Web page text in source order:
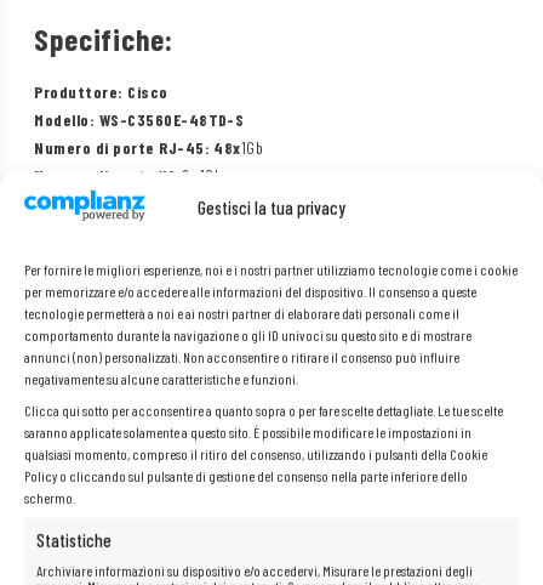
Gestisci la tua privacy
Per fornire le migliori esperienze, noi e i nostri partner utilizziamo tecnologie come i cookie
per memorizzare e/o accedere alle informazioni del dispositivo. Il consenso a queste
tecnologie permetterà a noi e ai nostri partner di elaborare dati personali come il
comportamento durante la navigazione o gli ID univoci su questo sito e di mostrare
annunci (non) personalizzati. Non acconsentire o ritirare il consenso può influire
negativamente su alcune caratteristiche e funzioni.
Clicca qui sotto per acconsentire a quanto sopra o per fare scelte dettagliate. Le tue scelte
saranno applicate solamente a questo sito. È possibile modificare le impostazioni in
qualsiasi momento, compreso il ritiro del consenso, utilizzando i pulsanti della Cookie
Policy o cliccando sul pulsante di gestione del consenso nella parte inferiore dello
schermo.
Statistiche
Archiviare informazioni su dispositivo e/o accedervi, Misurare le prestazioni degli
Specifiche:
Produttore: Cisco
Modello: WS-C3560E-48TD-S
Numero di porte RJ-45: 48x1Gb
Numero di porte X2: 2x 1Gb
Gestibile:Sì